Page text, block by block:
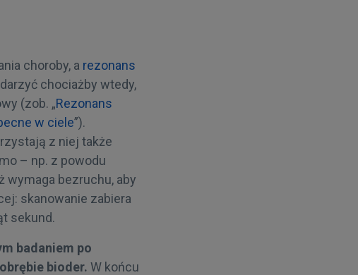
choroby, a rezonans
chociażby wtedy,
(zob. „Rezonans
w ciele”).
z niej także
– np. z powodu
wymaga bezruchu, aby
skanowanie zabiera
sekund.
badaniem po
bioder. W końcu